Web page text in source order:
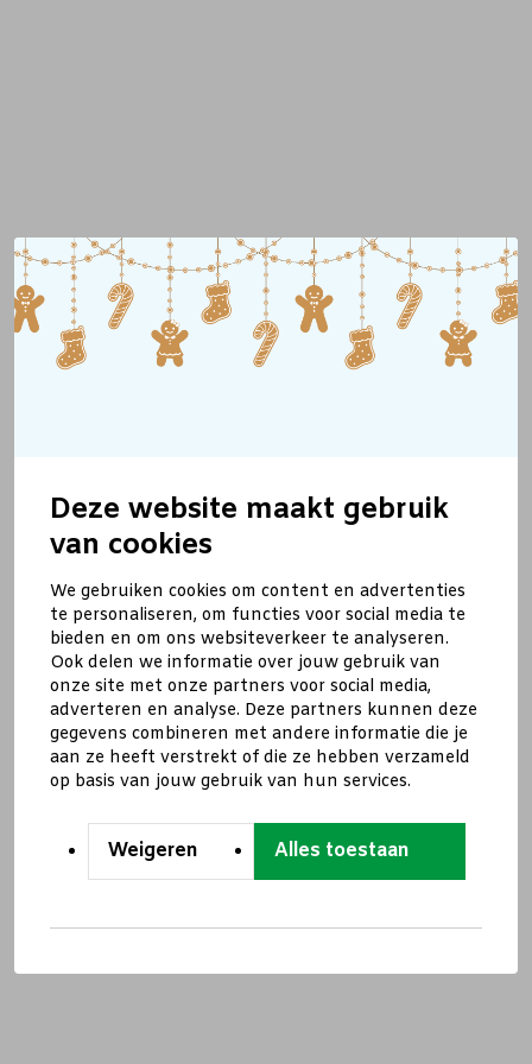
Deze website maakt gebruik
van cookies
We gebruiken cookies om content en advertenties
te personaliseren, om functies voor social media te
bieden en om ons websiteverkeer te analyseren.
Ook delen we informatie over jouw gebruik van
onze site met onze partners voor social media,
adverteren en analyse. Deze partners kunnen deze
gegevens combineren met andere informatie die je
aan ze heeft verstrekt of die ze hebben verzameld
op basis van jouw gebruik van hun services.
Weigeren Alles toestaan